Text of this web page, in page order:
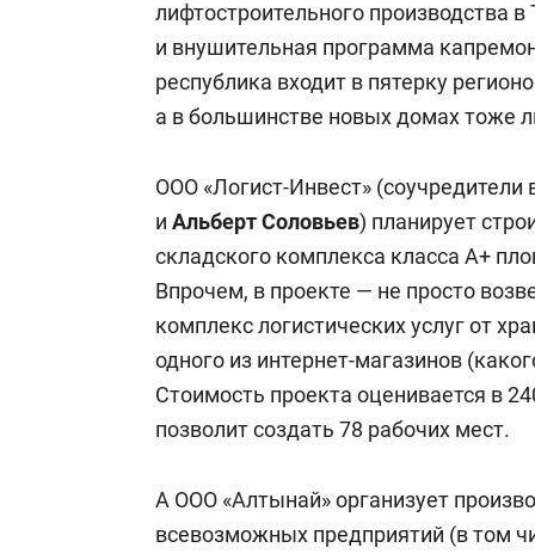
лифтостроительного производства
и внушительная программа
республика входит в пятерку
а в большинстве новых домах тоже
ООО «Логист-Инвест»
и Альберт Соловьев) планирует
складского комплекса класса А+
Впрочем, в проекте — не просто
комплекс логистических услуг от
одного из интернет-магазинов
Стоимость проекта оценивается в
позволит создать 78 рабочих мест.
А ООО «Алтынай» организует
всевозможных предприятий (в том